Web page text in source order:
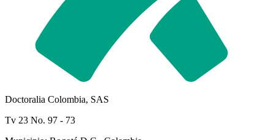
Doctoralia Colombia, SAS
Tv 23 No. 97 - 73